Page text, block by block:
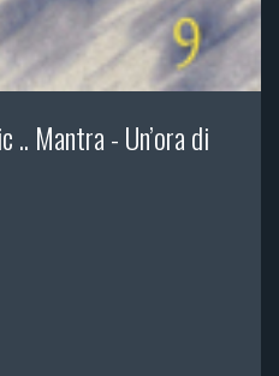
.. Mantra - Un’ora di